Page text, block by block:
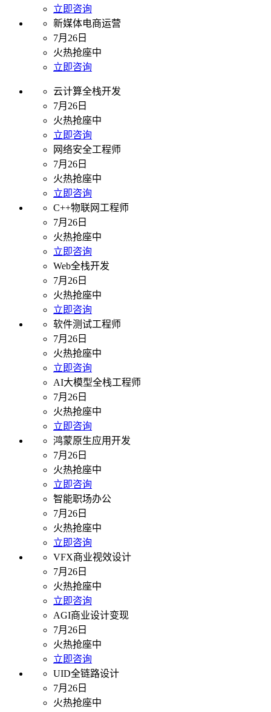
立即咨询
新媒体电商运营
7月26日
火热抢座中
立即咨询
云计算全栈开发
7月26日
火热抢座中
立即咨询
网络安全工程师
7月26日
火热抢座中
立即咨询
C++物联网工程师
7月26日
火热抢座中
立即咨询
Web全栈开发
7月26日
火热抢座中
立即咨询
软件测试工程师
7月26日
火热抢座中
立即咨询
AI大模型全栈工程师
7月26日
火热抢座中
立即咨询
鸿蒙原生应用开发
7月26日
火热抢座中
立即咨询
智能职场办公
7月26日
火热抢座中
立即咨询
VFX商业视效设计
7月26日
火热抢座中
立即咨询
AGI商业设计变现
7月26日
火热抢座中
立即咨询
UID全链路设计
7月26日
火热抢座中